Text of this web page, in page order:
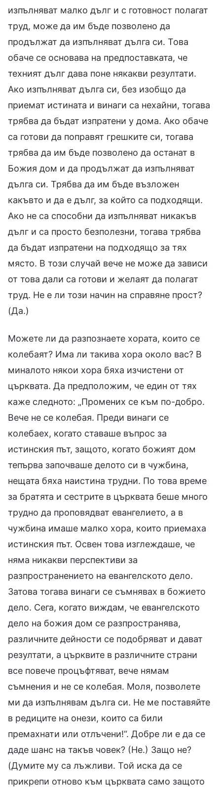
изпълняват малко дълг и с готовност полагат
труд, може да им бъде позволено да
продължат да изпълняват дълга си. Това
обаче се основава на предпоставката, че
техният дълг дава поне някакви резултати.
Ако изпълняват дълга си, без изобщо да
приемат истината и винаги са нехайни, тогава
трябва да бъдат изпратени у дома. Ако обаче
са готови да поправят грешките си, тогава
трябва да им бъде позволено да останат в
Божия дом и да продължат да изпълняват
дълга си. Трябва да им бъде възложен
какъвто и да е дълг, за който са подходящи.
Ако не са способни да изпълняват никакъв
дълг и са просто безполезни, тогава трябва
да бъдат изпратени на подходящо за тях
място. В този случай вече не може да зависи
от това дали са готови и желаят да полагат
труд. Не е ли този начин на справяне прост?
(Да.)
Можете ли да разпознаете хората, които се
колебаят? Има ли такива хора около вас? В
миналото някои хора бяха изчистени от
църквата. Да предположим, че един от тях
каже следното: „Промених се към по-добро.
Вече не се колебая. Преди винаги се
колебаех, когато ставаше въпрос за
истинския път, защото, когато божият дом
тепърва започваше делото си в чужбина,
нещата бяха наистина трудни. По това време
за братята и сестрите в църквата беше много
трудно да проповядват евангелието, а в
чужбина имаше малко хора, които приемаха
истинския път. Освен това изглеждаше, че
няма никакви перспективи за
разпространението на евангелското дело.
Затова тогава винаги се съмнявах в божието
дело. Сега, когато виждам, че евангелското
дело на божия дом се разпространява,
различните дейности се подобряват и дават
резултати, а църквите в различните страни
все повече процъфтяват, вече нямам
съмнения и не се колебая. Моля, позволете
ми да изпълнявам дълга си. Не ме поставяйте
в редиците на онези, които са били
премахнати или отлъчени!“. Добре ли е да се
даде шанс на такъв човек? (Не.) Защо не?
(Думите му са лъжливи. Той иска да се
прикрепи отново към църквата само защото